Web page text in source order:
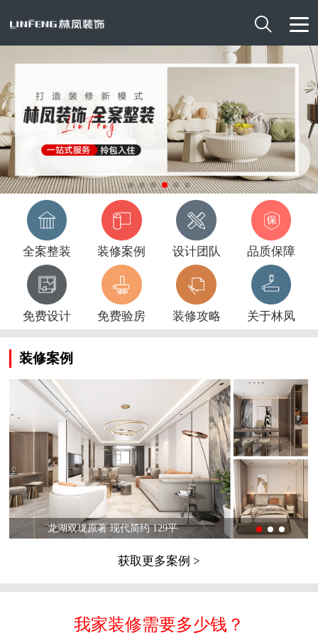

全案整装 装修案例 设计团队 品质保障
免费设计 免费验房 装修攻略 关于林凤
装修案例
龙湖双珑原著 现代简约 129平
获取更多案例 >
我家装修需要多少钱？